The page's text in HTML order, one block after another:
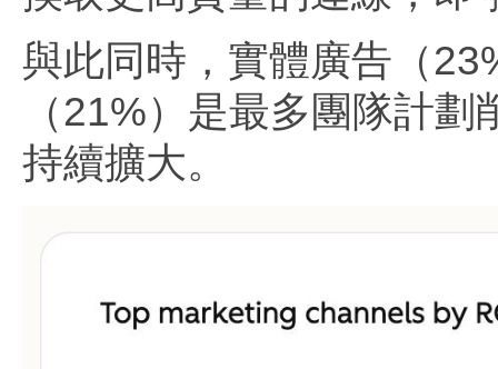
與此同時，實體廣告（
（21%）是最多團隊計
持續擴大。